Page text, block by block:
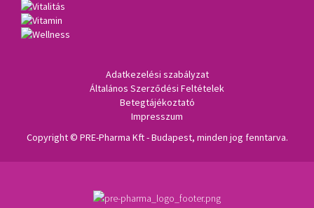
Adatkezelési szabályzat
Általános Szerződési Feltételek
Betegtájékoztató
Impresszum
Copyright © PRE-Pharma Kft - Budapest, minden jog fenntarva.